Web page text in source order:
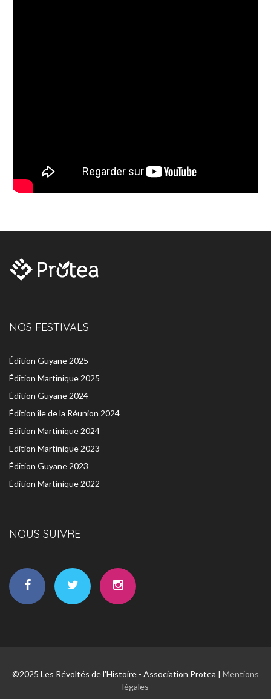
NOS FESTIVALS
Édition Guyane 2025
Édition Martinique 2025
Édition Guyane 2024
Édition île de la Réunion 2024
Edition Martinique 2024
Edition Martinique 2023
Édition Guyane 2023
Édition Martinique 2022
NOUS SUIVRE
©2025 Les Révoltés de l'Histoire - Association Protea | Mentions
légales